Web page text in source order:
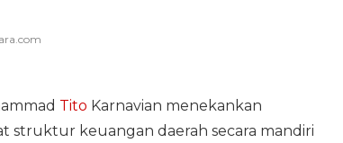
Tito Karnavian menekankan
struktur keuangan daerah secara mandiri